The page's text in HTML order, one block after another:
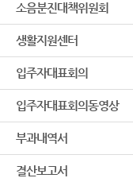
소음분진대책위원회
생활지원센터
입주자대표회의
입주자대표회의동영상
부과내역서
결산보고서